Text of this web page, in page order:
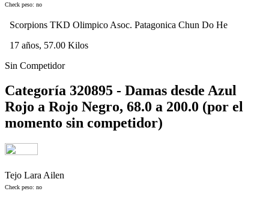
Check peso: no
Scorpions TKD Olimpico Asoc. Patagonica Chun Do He
17 años, 57.00 Kilos
Sin Competidor
Categoría 320895 - Damas desde Azul
Rojo a Rojo Negro, 68.0 a 200.0 (por el
momento sin competidor)
Tejo Lara Ailen
Check peso: no